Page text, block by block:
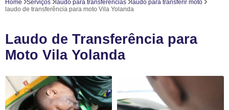
Home Serviços laudo para transferências
laudo para transferir moto
laudo de transferência para moto Vila Yolanda
Laudo de Transferência para
Moto Vila Yolanda